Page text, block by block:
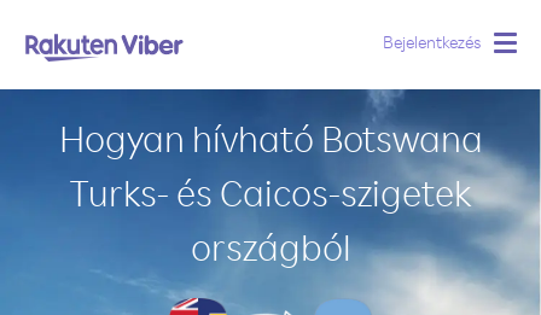
Bejelentkezés
Hogyan hívható Botswana
Turks- és Caicos-szigetek
országból